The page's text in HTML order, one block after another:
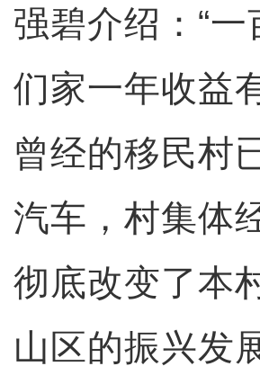
强碧介绍：“
们家一年收益
曾经的移民村
汽车，村集体
彻底改变了本
山区的振兴发